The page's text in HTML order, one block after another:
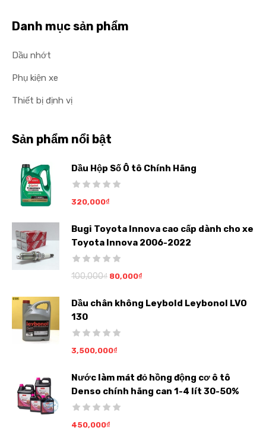
Danh mục sản phẩm
Dầu nhớt
Phụ kiện xe
Thiết bị định vị
Sản phẩm nổi bật
Dầu Hộp Số Ô tô Chính Hãng
320,000₫
Bugi Toyota Innova cao cấp dành cho xe
Toyota Innova 2006-2022
100,000₫ 80,000₫
Dầu chân không Leybold Leybonol LVO
130
3,500,000₫
Nước làm mát đỏ hồng động cơ ô tô
Denso chính hãng can 1-4 lít 30-50%
450,000₫